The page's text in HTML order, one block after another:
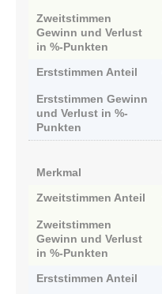
Zweitstimmen
Gewinn und Verlust
in %-Punkten
Erststimmen Anteil
Erststimmen Gewinn
und Verlust in %-
Punkten
Merkmal
Zweitstimmen Anteil
Zweitstimmen
Gewinn und Verlust
in %-Punkten
Erststimmen Anteil